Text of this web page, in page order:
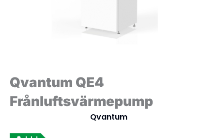
Qvantum QE4
Frånluftsvärmepump
Qvantum